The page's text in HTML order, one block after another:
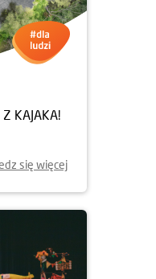
Z KAJAKA!
się więcej